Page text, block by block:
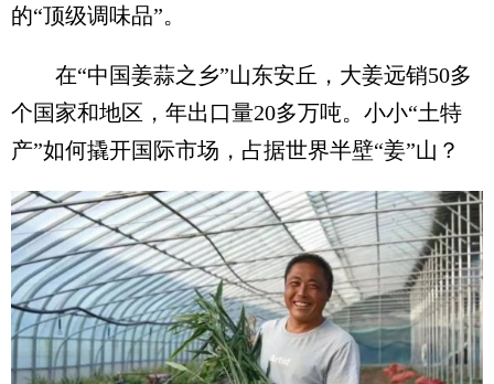
的“顶级调味品”。
在“中国姜蒜之乡”山东安丘，大姜远销50多
个国家和地区，年出口量20多万吨。小小“土特
产”如何撬开国际市场，占据世界半壁“姜”山？